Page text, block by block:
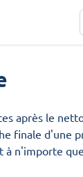
après le
après le
finale d'une
à n'importe